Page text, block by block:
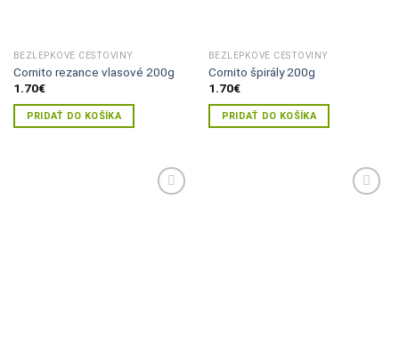
BEZLEPKOVÉ CESTOVINY
Cornito rezance vlasové 200g
1.70€
PRIDAŤ DO KOŠÍKA
BEZLEPKOVÉ CESTOVINY
Cornito špirály 200g
1.70€
PRIDAŤ DO KOŠÍKA